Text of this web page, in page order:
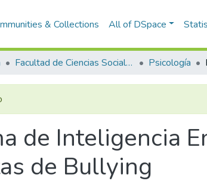
& Collections All of DSpace
Facultad de Ciencias Sociales y Humanidades Psicología
de Inteligencia
de Bullying